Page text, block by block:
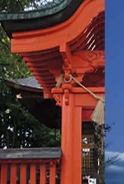
Facebook
Instagaram